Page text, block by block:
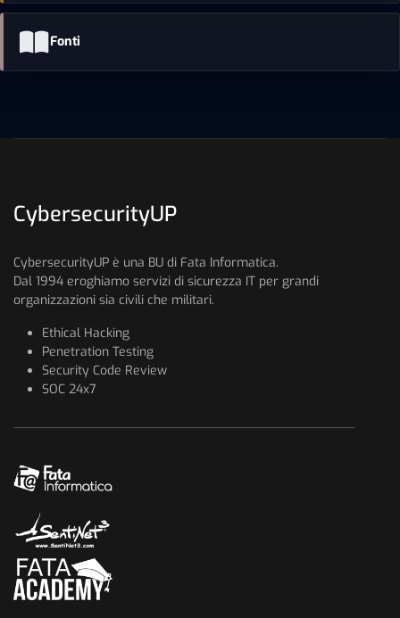
Fonti
CybersecurityUP
CybersecurityUP è una BU di Fata Informatica.
Dal 1994 eroghiamo servizi di sicurezza IT per grandi
organizzazioni sia civili che militari.
Ethical Hacking
Penetration Testing
Security Code Review
SOC 24x7